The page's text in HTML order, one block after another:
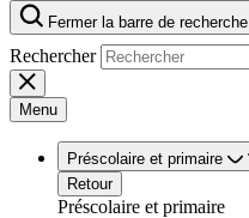
Fermer la barre de recherche
Rechercher
Menu
Préscolaire et primaire
Retour
Préscolaire et primaire